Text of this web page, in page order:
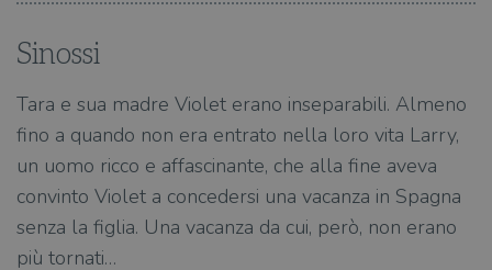
Sinossi
Tara e sua madre Violet erano inseparabili. Almeno
fino a quando non era entrato nella loro vita Larry,
un uomo ricco e affascinante, che alla fine aveva
convinto Violet a concedersi una vacanza in Spagna
senza la figlia. Una vacanza da cui, però, non erano
più tornati…